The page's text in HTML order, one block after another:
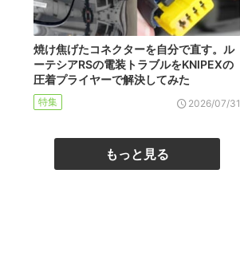
焼け焦げたコネクターを自分で直す。ル
ーテシアRSの電装トラブルをKNIPEXの
圧着プライヤーで解決してみた
特集 2026/07/31
もっと見る